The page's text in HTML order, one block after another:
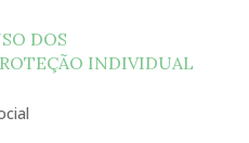
DOS
INDIVIDUAL